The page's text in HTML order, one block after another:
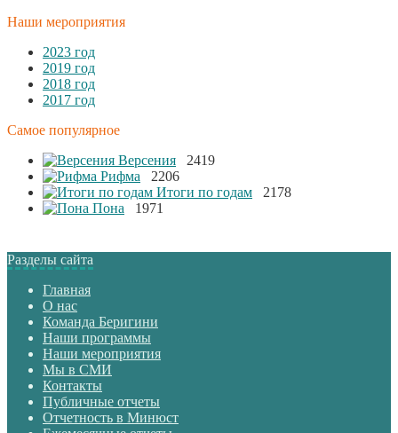
Наши мероприятия
2023 год
2019 год
2018 год
2017 год
Самое популярное
Версения
2419
Рифма
2206
Итоги по годам
2178
Пона
1971
Разделы сайта
Главная
О нас
Команда Беригини
Наши программы
Наши мероприятия
Мы в СМИ
Контакты
Публичные отчеты
Отчетность в Минюст